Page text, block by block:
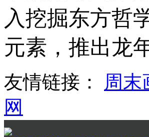
入挖掘东方哲
元素，推出龙
友情链接： 周末
网